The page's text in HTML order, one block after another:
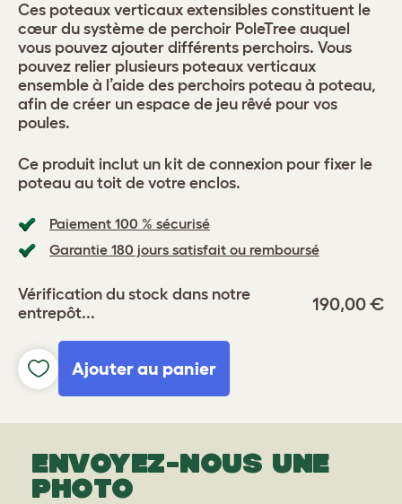
Paiement 100 % sécurisé
Garantie 180 jours satisfait ou remboursé
Vérification du stock dans notre
entrepôt...
190,00 €
Ajouter au panier
Ces poteaux verticaux extensibles constituent le
cœur du système de perchoir PoleTree auquel
vous pouvez ajouter différents perchoirs. Vous
pouvez relier plusieurs poteaux verticaux
ensemble à l’aide des perchoirs poteau à poteau,
afin de créer un espace de jeu rêvé pour vos
poules.
Ce produit inclut un kit de connexion pour fixer le
poteau au toit de votre enclos.
ENVOYEZ-NOUS UNE
PHOTO